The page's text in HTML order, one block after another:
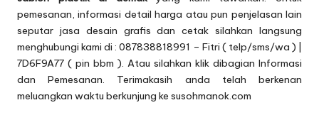
pemesanan, informasi detail harga atau pun penjelasan lain
seputar jasa desain grafis dan cetak silahkan langsung
menghubungi kami di : 087838818991 – Fitri ( telp/sms/wa ) |
7D6F9A77 ( pin bbm ). Atau silahkan klik dibagian Informasi
dan Pemesanan. Terimakasih anda telah berkenan
meluangkan waktu berkunjung ke susohmanok.com